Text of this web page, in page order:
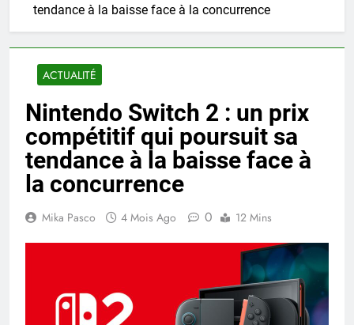
tendance à la baisse face à la concurrence
ACTUALITÉ
Nintendo Switch 2 : un prix
compétitif qui poursuit sa
tendance à la baisse face à
la concurrence
Mika Pasco 4 Mois Ago 0 12 Mins